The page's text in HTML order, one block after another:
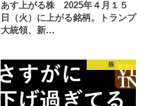
あす上がる株 2025年４月１５
日（火）に上がる銘柄。トランプ
大統領、新…
株